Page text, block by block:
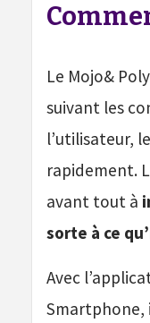
Le Mojo&
suivant les
l’utilisateur,
rapidement.
avant tout à
sorte à ce
Avec